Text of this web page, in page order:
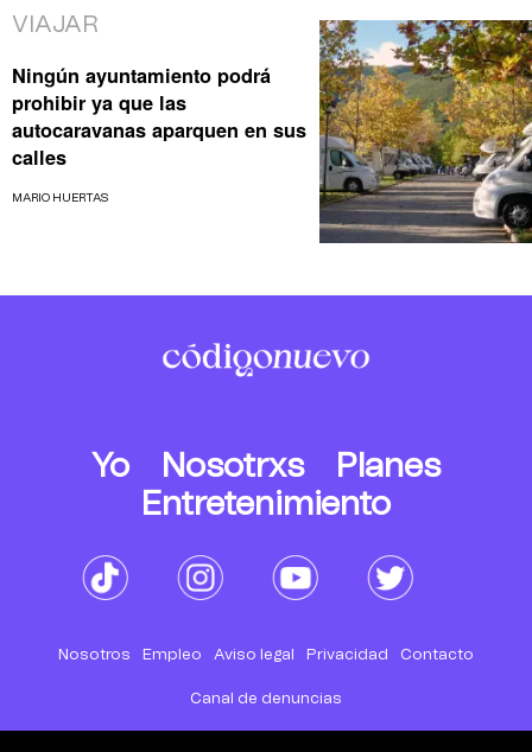
VIAJAR
Ningún ayuntamiento podrá
prohibir ya que las
autocaravanas aparquen en sus
calles
MARIO HUERTAS
Yo Nosotrxs
Planes
Entretenimiento
Nosotros Empleo Aviso legal Privacidad Contacto
Canal de denuncias